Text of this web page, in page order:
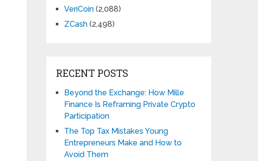
VeriCoin (2,088)
ZCash (2,498)
RECENT POSTS
Beyond the Exchange: How Mille
Finance Is Reframing Private Crypto
Participation
The Top Tax Mistakes Young
Entrepreneurs Make and How to
Avoid Them